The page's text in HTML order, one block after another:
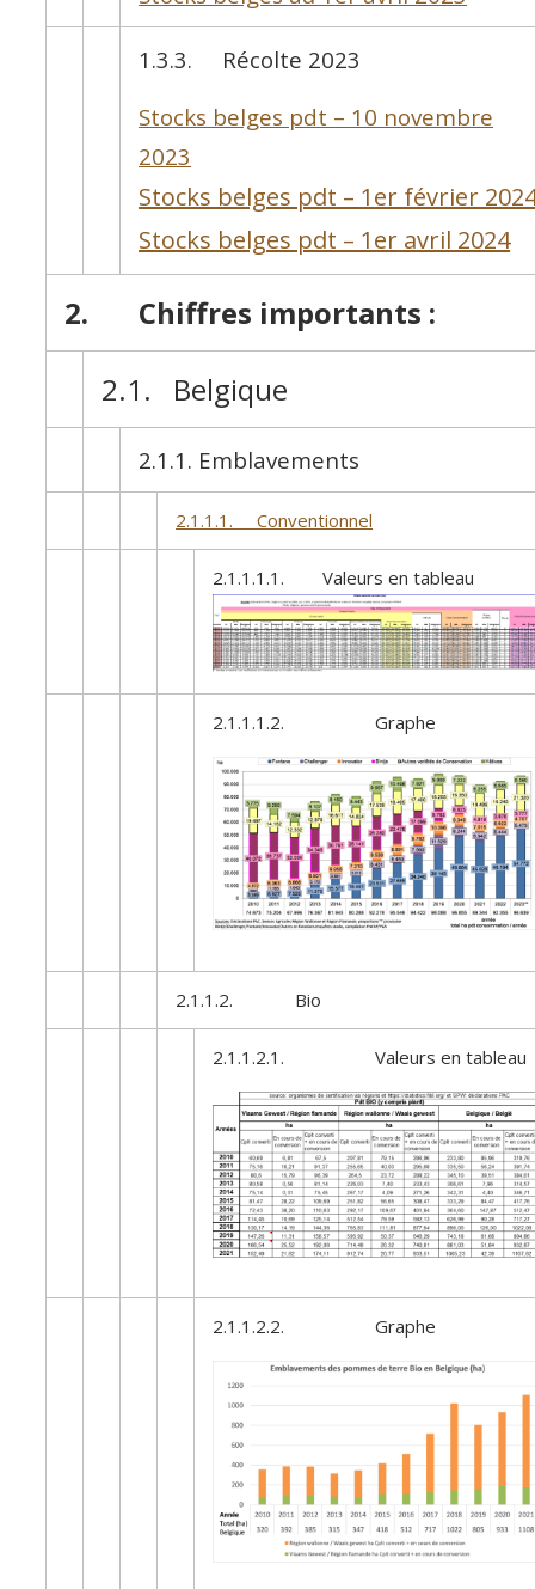
1.3.3. Récolte 2023
Stocks belges pdt – 10 novembre
2023
Stocks belges pdt – 1er février
Stocks belges pdt – 1er avril 2024
2. Chiffres importants :
2.1. Belgique
2.1.1. Emblavements
2.1.1.1. Conventionnel
2.1.1.1.1. Valeurs en tableau
2.1.1.1.2. Graphe
2.1.1.2. Bio
2.1.1.2.1. Valeurs en tableau
2.1.1.2.2. Graphe